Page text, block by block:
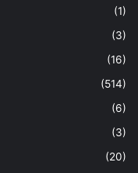
(1)
(3)
(16)
(514)
(6)
(3)
(20)